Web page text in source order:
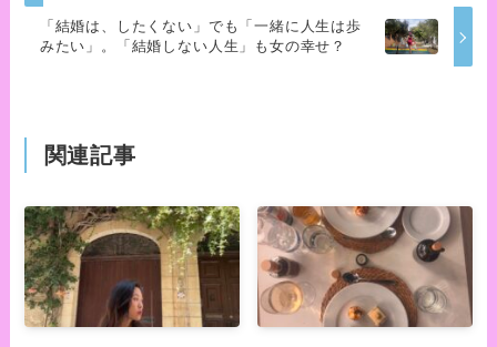
「結婚は、したくない」でも「一緒に人生は歩
みたい」。「結婚しない人生」も女の幸せ？
関連記事